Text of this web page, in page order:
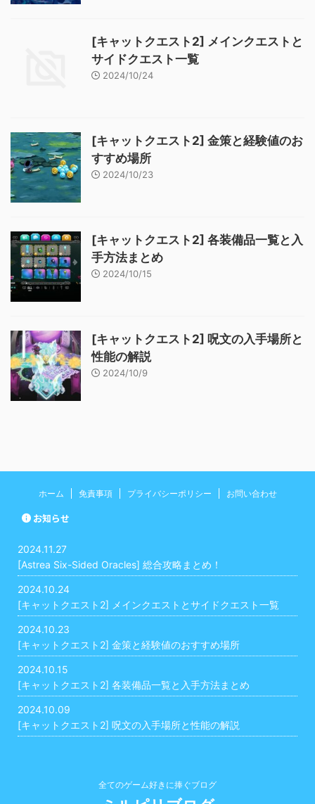
[キャットクエスト2] メインクエストと
サイドクエスト一覧
2024/10/24
[キャットクエスト2] 金策と経験値のお
すすめ場所
2024/10/23
[キャットクエスト2] 各装備品一覧と入
手方法まとめ
2024/10/15
[キャットクエスト2] 呪文の入手場所と
性能の解説
2024/10/9
ホーム 免責事項 プライバシーポリシー お問い合わせ
お知らせ
2024.11.27
[Astrea Six-Sided Oracles] 総合攻略まとめ！
2024.10.24
[キャットクエスト2] メインクエストとサイドクエスト一覧
2024.10.23
[キャットクエスト2] 金策と経験値のおすすめ場所
2024.10.15
[キャットクエスト2] 各装備品一覧と入手方法まとめ
2024.10.09
[キャットクエスト2] 呪文の入手場所と性能の解説
全てのゲーム好きに捧ぐブログ